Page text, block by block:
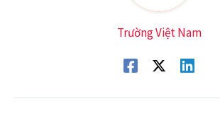
Trường Việt Nam